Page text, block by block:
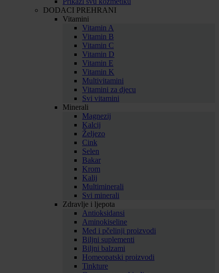
DODACI PREHRANI
Vitamini
Vitamin A
Vitamin B
Vitamin C
Vitamin D
Vitamin E
Vitamin K
Multivitamini
Vitamini za djecu
Svi vitamini
Minerali
Magnezij
Kalcij
Željezo
Cink
Selen
Bakar
Krom
Kalij
Multiminerali
Svi minerali
Zdravlje i ljepota
Antioksidansi
Aminokiseline
Med i pčelinji proizvodi
Biljni suplementi
Biljni balzami
Homeopatski proizvodi
Tinkture